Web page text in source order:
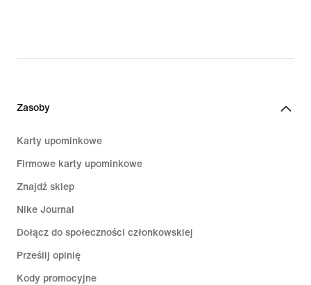
Zasoby
Karty upominkowe
Firmowe karty upominkowe
Znajdź sklep
Nike Journal
Dołącz do społeczności członkowskiej
Prześlij opinię
Kody promocyjne